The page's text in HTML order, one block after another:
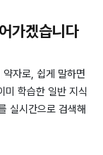
가겠습니다
자로, 쉽게 말하면
미 학습한 일반 지식
실시간으로 검색해